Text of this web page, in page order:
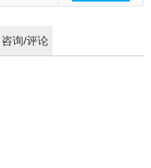
咨询/评论